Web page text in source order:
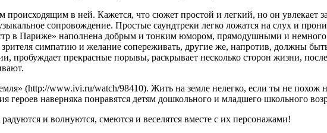
в ней. Кажется, что сюжет простой и легкий, но он увлекает
сопровождение. Простые саундтреки легко ложатся на слух и
в Париже» наполнена добрым и тонким юмором, прямодушными и
симпатию и желание сопереживать, другие же, напротив, должны
прекрасные порывы, раскрывает несколько сторон жизни, после
(http://www.ivi.ru/watch/98410). Жить на земле нелегко, если ты не похож
наверняка понравятся детям дошкольного и младшего школьного
и волнуются, смеются и веселятся вместе с их персонажами!